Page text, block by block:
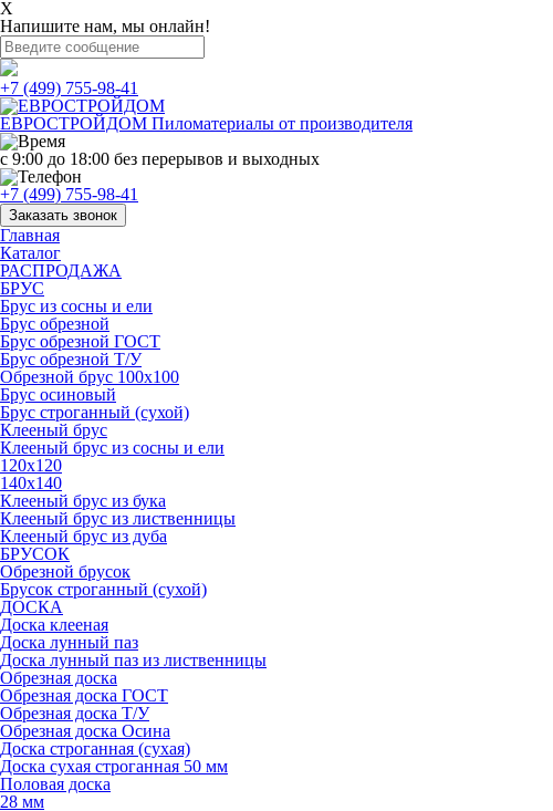
X
Напишите нам, мы онлайн!
+7 (499) 755-98-41
ЕВРОСТРОЙДОМ Пиломатериалы от производителя
с 9:00 до 18:00 без перерывов и выходных
+7 (499) 755-98-41
Заказать звонок
Главная
Каталог
РАСПРОДАЖА
БРУС
Брус из сосны и ели
Брус обрезной
Брус обрезной ГОСТ
Брус обрезной Т/У
Обрезной брус 100х100
Брус осиновый
Брус строганный (сухой)
Клееный брус
Клееный брус из сосны и ели
120х120
140х140
Клееный брус из бука
Клееный брус из лиственницы
Клееный брус из дуба
БРУСОК
Обрезной брусок
Брусок строганный (сухой)
ДОСКА
Доска клееная
Доска лунный паз
Доска лунный паз из лиственницы
Обрезная доска
Обрезная доска ГОСТ
Обрезная доска Т/У
Обрезная доска Осина
Доска строганная (сухая)
Доска сухая строганная 50 мм
Половая доска
28 мм